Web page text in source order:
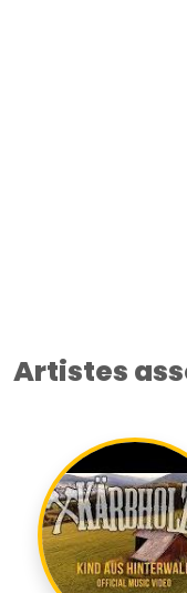
Artistes